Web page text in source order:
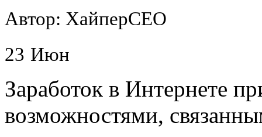
Автор: ХайперСЕО
23 Июн
Заработок в Интернете
возможностями,